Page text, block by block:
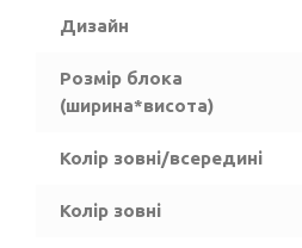
Дизайн
Розмір блока
(ширина*висота)
Колір зовні/всередині
Колір зовні